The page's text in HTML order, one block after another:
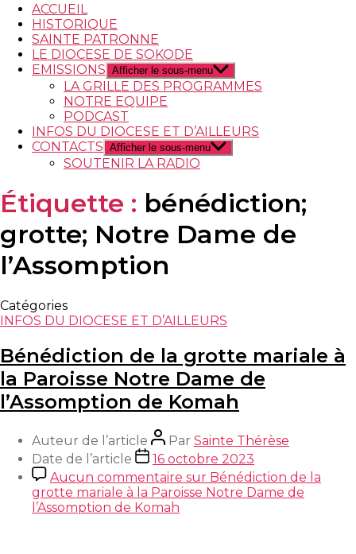
ACCUEIL
HISTORIQUE
SAINTE PATRONNE
LE DIOCESE DE SOKODE
EMISSIONS Afficher le sous-menu
LA GRILLE DES PROGRAMMES
NOTRE EQUIPE
PODCAST
INFOS DU DIOCESE ET D’AILLEURS
CONTACTS Afficher le sous-menu
SOUTENIR LA RADIO
Étiquette : bénédiction;
grotte; Notre Dame de
l’Assomption
Catégories
INFOS DU DIOCESE ET D’AILLEURS
Bénédiction de la grotte mariale à
la Paroisse Notre Dame de
l’Assomption de Komah
Auteur de l’article Par Sainte Thérèse
Date de l’article
16 octobre 2023
Aucun commentaire sur Bénédiction de la
grotte mariale à la Paroisse Notre Dame de
l’Assomption de Komah